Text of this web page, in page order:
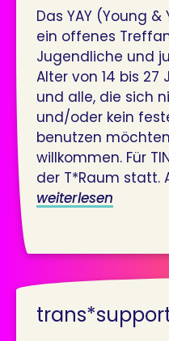
Das YAY (Young
ein offenes
Jugendliche und
Alter von 14 bis 27
und alle, die sich
und/oder kein
benutzen
willkommen. Für
der T*Raum statt.
weiterlesen